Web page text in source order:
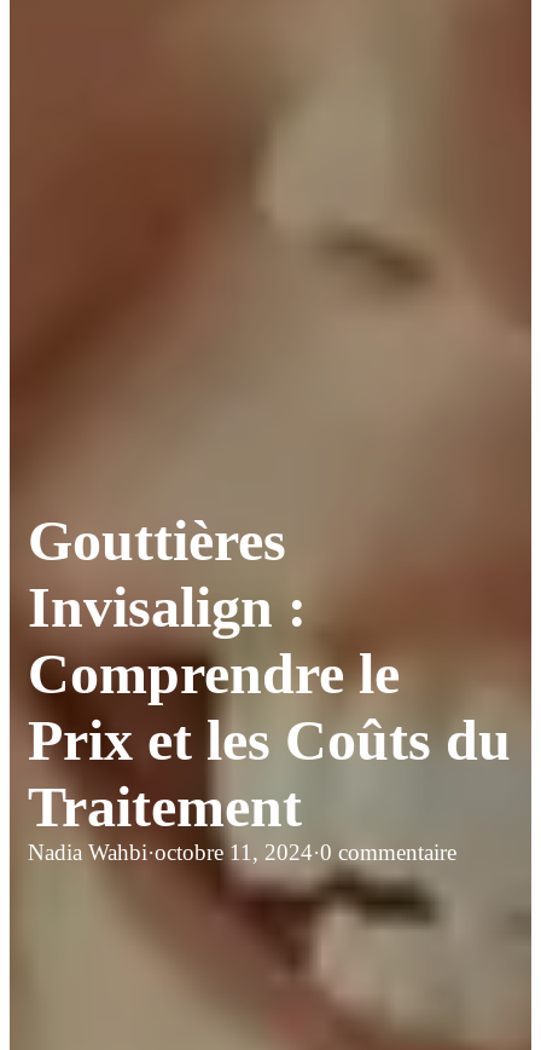
Gouttières
Invisalign :
Comprendre le
Prix et les Coûts du
Traitement
Nadia Wahbi·octobre 11, 2024·0 commentaire